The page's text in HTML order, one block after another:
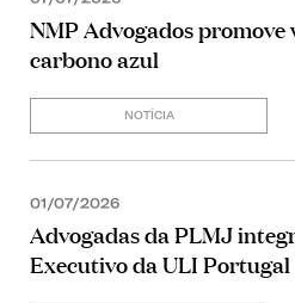
NMP Advogados
carbono azul
NOTÍCIA
01/07/2026
Advogadas da PLMJ
Executivo da ULI Portugal